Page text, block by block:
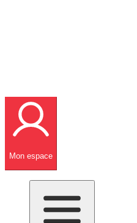
Mon espace